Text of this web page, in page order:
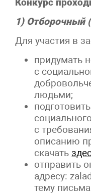
1) Отборочный
Для участия в
придумать
с
людьми;
с
описанию
скачать
отправить
адресу:
тему